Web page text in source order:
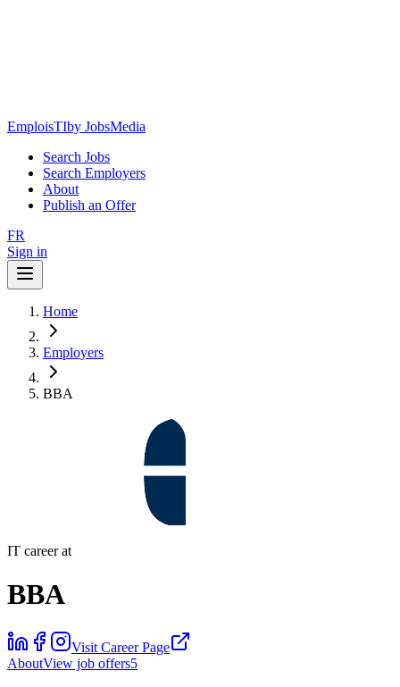
EmploisTIby JobsMedia
Search Jobs
Search Employers
About
Publish an Offer
FR
Sign in
Home
Employers
BBA
IT career at
BBA
Visit Career Page
AboutView job offers5